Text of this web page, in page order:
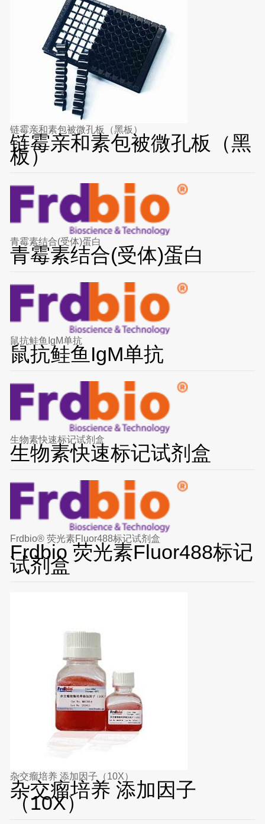
链霉亲和素包被微孔板（黑板）
链霉亲和素包被微孔板（黑
板）
青霉素结合(受体)蛋白
青霉素结合(受体)蛋白
鼠抗鲑鱼IgM单抗
鼠抗鲑鱼IgM单抗
生物素快速标记试剂盒
生物素快速标记试剂盒
Frdbio® 荧光素Fluor488标记试剂盒
Frdbio 荧光素Fluor488标记
试剂盒
杂交瘤培养 添加因子（10X）
杂交瘤培养 添加因子
（10X）